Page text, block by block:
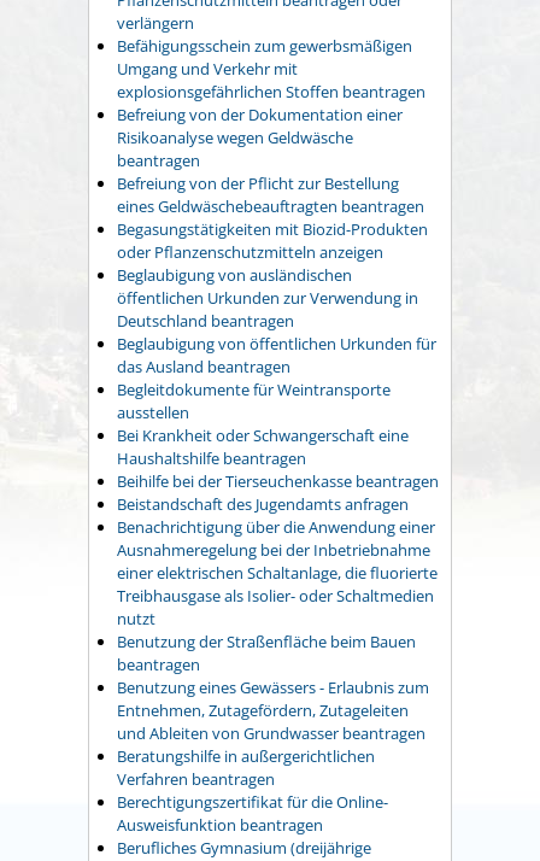
verlängern
Befähigungsschein zum gewerbsmäßigen
Umgang und Verkehr mit
explosionsgefährlichen Stoffen beantragen
Befreiung von der Dokumentation einer
Risikoanalyse wegen Geldwäsche
beantragen
Befreiung von der Pflicht zur Bestellung
eines Geldwäschebeauftragten beantragen
Begasungstätigkeiten mit Biozid-Produkten
oder Pflanzenschutzmitteln anzeigen
Beglaubigung von ausländischen
öffentlichen Urkunden zur Verwendung in
Deutschland beantragen
Beglaubigung von öffentlichen Urkunden für
das Ausland beantragen
Begleitdokumente für Weintransporte
ausstellen
Bei Krankheit oder Schwangerschaft eine
Haushaltshilfe beantragen
Beihilfe bei der Tierseuchenkasse beantragen
Beistandschaft des Jugendamts anfragen
Benachrichtigung über die Anwendung einer
Ausnahmeregelung bei der Inbetriebnahme
einer elektrischen Schaltanlage, die fluorierte
Treibhausgase als Isolier- oder Schaltmedien
nutzt
Benutzung der Straßenfläche beim Bauen
beantragen
Benutzung eines Gewässers - Erlaubnis zum
Entnehmen, Zutagefördern, Zutageleiten
und Ableiten von Grundwasser beantragen
Beratungshilfe in außergerichtlichen
Verfahren beantragen
Berechtigungszertifikat für die Online-
Ausweisfunktion beantragen
Berufliches Gymnasium (dreijährige